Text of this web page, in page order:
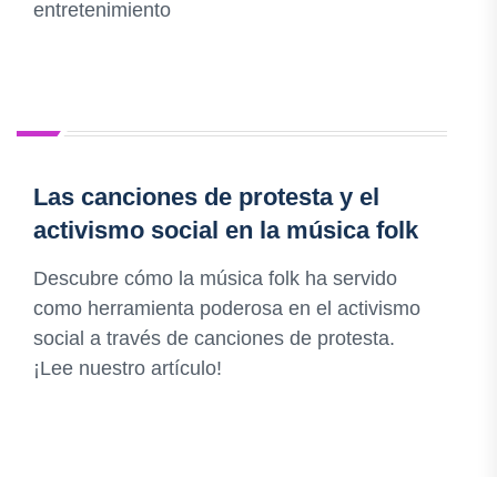
entretenimiento
Las canciones de protesta y el
activismo social en la música folk
Descubre cómo la música folk ha servido
como herramienta poderosa en el activismo
social a través de canciones de protesta.
¡Lee nuestro artículo!